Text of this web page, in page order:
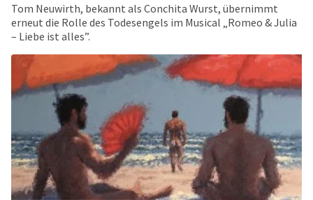
Tom Neuwirth, bekannt als Conchita Wurst, übernimmt
erneut die Rolle des Todesengels im Musical „Romeo & Julia
– Liebe ist alles”.